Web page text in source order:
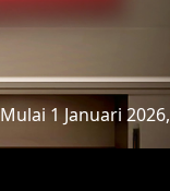
Mulai 1 Januari